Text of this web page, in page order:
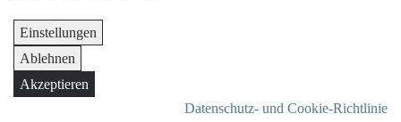
Einstellungen
Ablehnen
Akzeptieren
Datenschutz- und Cookie-Richtlinie